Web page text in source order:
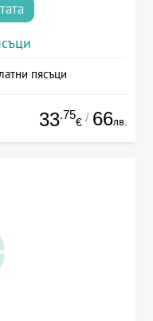
пясъци
33.75
€ / 66лв.